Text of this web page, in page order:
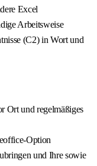
Excel
Arbeitsweise
(C2) in Wort und
Ort und regelmäßiges
Option
und Ihre sowie